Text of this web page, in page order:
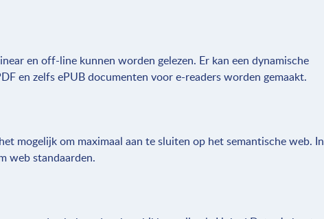
en off-line kunnen worden gelezen. Er kan een dynamische
en zelfs ePUB documenten voor e-readers worden gemaakt.
mogelijk om maximaal aan te sluiten op het semantische web. In
web standaarden.